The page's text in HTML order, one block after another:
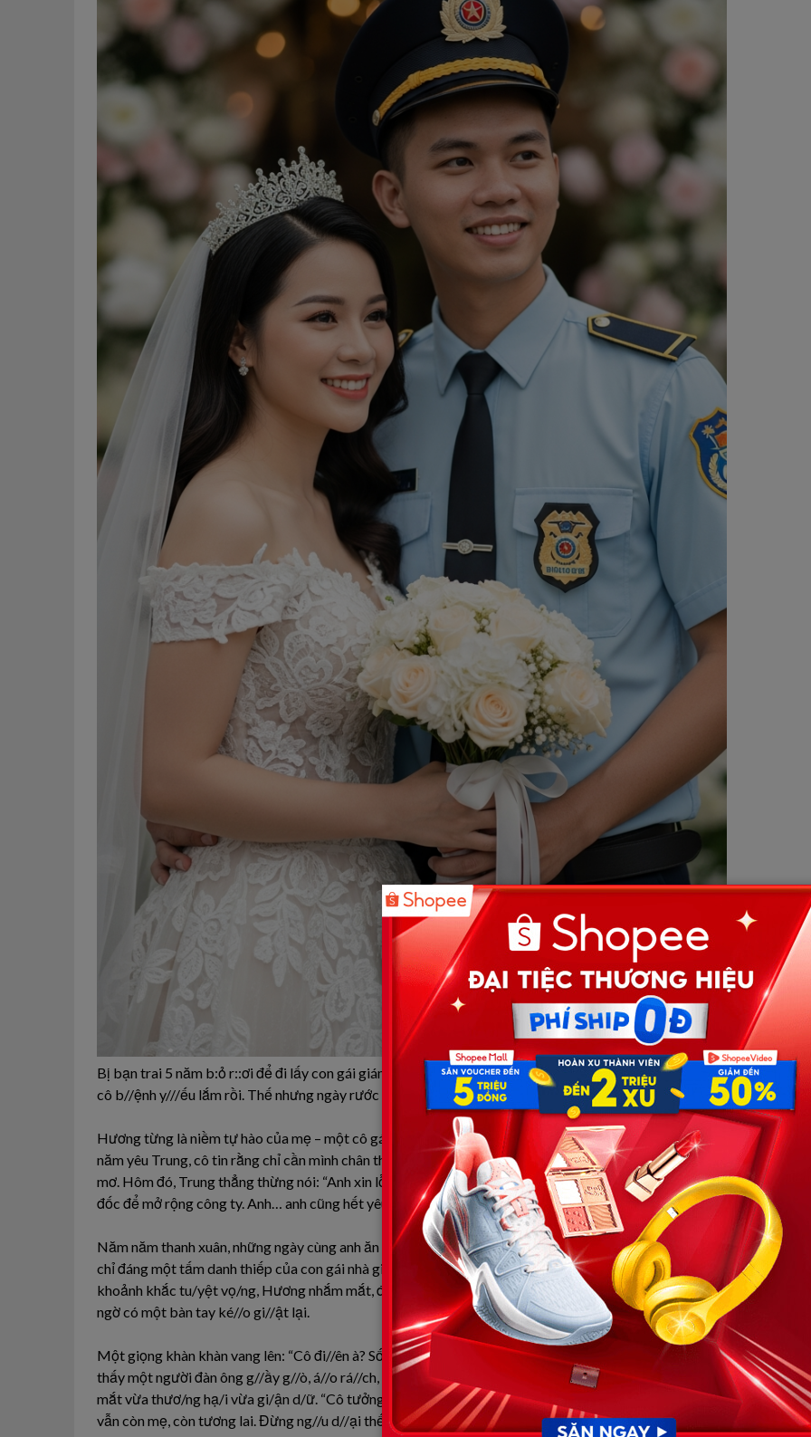
Bị bạn trai 5 năm b:ỏ r::ơi để đi lấy con gái giám đốc, cô gái 25t lấy đại gã la/ng th//ang cho có chồng vì mẹ
cô b//ệnh y///ếu lắm rồi. Thế nhưng ngày rước dâu thì cả họ nhà gái s//ốc ng//ất…
Hương từng là niềm tự hào của mẹ – một cô gái hiền lành, học giỏi, đi làm sớm để phụ giúp gia đình. Suốt 5
năm yêu Trung, cô tin rằng chỉ cần mình chân thành, anh sẽ không rời bỏ mình vì tiền. Nhưng đời không như
mơ. Hôm đó, Trung thẳng thừng nói: “Anh xin lỗi, anh không thể cưới em. Bố mẹ anh bắt cưới con gái giám
đốc để mở rộng công ty. Anh… anh cũng hết yêu em rồi.”
Năm năm thanh xuân, những ngày cùng anh ăn mì gói cuối tháng, gom góp từng đồng trả tiền trọ — hóa ra
chỉ đáng một tấm danh thiếp của con gái nhà giàu. Đêm đó, cô đi lang thang trên cầu. Mưa tầm tã. Trong
khoảnh khắc tu/yệt vọ/ng, Hương nhắm mắt, định la//o xuố//ng dò//ng x//e đang vun vút phía dưới thì bất
ngờ có một bàn tay ké//o gi//ật lại.
Một giọng khàn khàn vang lên: “Cô đi//ên à? Số/ng đã k//hổ, ch//ết rồi ai lo cho cha mẹ cô?”. Cô quay lại,
thấy một người đàn ông g//ầy g//ò, á//o rá//ch, chân trần, mái tóc bết nước mưa. Gã la/ng tha/ng nhìn cô, ánh
mắt vừa thươ/ng hạ/i vừa gi/ận d/ữ. “Cô tưởng ch//ết là hết à? Ch//ết dễ lắm, nhưng số//ng mới khó. Đời cô
vẫn còn mẹ, còn tương lai. Đừng ng//u d//ại thế!”.